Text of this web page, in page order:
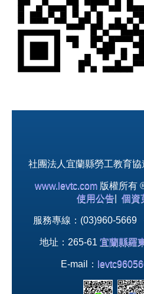
社團法人宜蘭縣勞工教育
www.levtc.com 版權所有
使用公告
個資
服務專線：(03)960-5669
地址：265-61 宜蘭縣羅
E-mail：